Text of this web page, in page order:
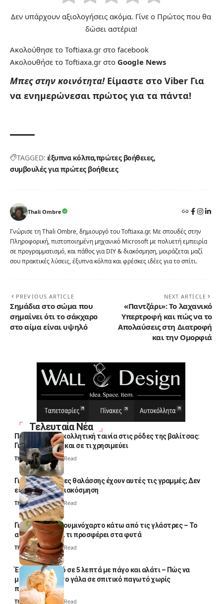
Δεν υπάρχουν αξιολογήσεις ακόμα. Γίνε ο Πρώτος που θα
δώσει αστέρια!
Ακολούθησε το Toftiaxa.gr στο facebook
Ακολουθήσε το Toftiaxa.gr στο Google News
Μπες στην κοινότητα! Είμαστε στο Viber Για
να ενημερώνεσαι πρώτος για τα πάντα!
TAGGED: έξυπνα κόλπαπρώτες βοήθειες
συμβουλές για πρώτες βοήθειες
Thali Ombre
Γνώρισε τη Thali Ombre, δημιουργό του Toftiaxa.gr. Με σπουδές στην
Πληροφορική, πιστοποιημένη μηχανικό Microsoft με πολυετή εμπειρία
σε προγραμματισμό, και πάθος για DIY & διακόσμηση, μοιράζεται μαζί
σου πρακτικές λύσεις, έξυπνα κόλπα και φρέσκες ιδέες για το σπίτι.
PREVIOUS ARTICLE
Σημάδια στο σώμα που
σημαίνει ότι το σάκχαρο
στο αίμα είναι υψηλό
NEXT ARTICLE
«Παντζάρι»: Το λαχανικό
Υπερτροφή και πώς να το
Απολαύσεις στη Διατροφή
και την Ομορφιά
Τελευταία Νέα
Πολλοί βάζουν κολλητική ταινία στις ρόδες της βαλίτσας:
Γιατί το κάνουν και σε τι χρησιμεύει
Thali Ombre4 Min Read
Γιατί οι πετσέτες θαλάσσης έχουν αυτές τις γραμμές; Δεν
είναι μόνο για διακόσμηση
Thali Ombre5 Min Read
Γιατί βάζουν αλουμινόχαρτο κάτω από τις γλάστρες – Το
απλό κόλπο και τι προσφέρει στα φυτά
Thali Ombre4 Min Read
Έτοιμο παγωτό σε 5 λεπτά με πάγο και αλάτι – Πώς να
μετατρέψετε το γάλα σε σπιτικό παγωτό χωρίς
παγωτομηχανή
Thali Ombre 4 Min Read